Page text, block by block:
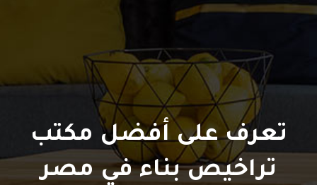
تعرف على أفضل مكتب
تراخيص بناء في مصر